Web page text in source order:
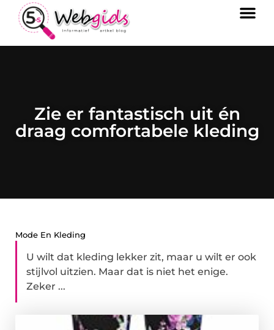
Zie er fantastisch uit én
draag comfortabele kleding
Mode En Kleding
U wilt dat kleding lekker zit, maar u wilt er ook
stijlvol uitzien. Maar dat is niet het enige.
Zeker ...